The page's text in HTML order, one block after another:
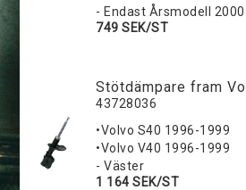
- Endast Årsmodell 2000
749 SEK/ST
Stötdämpare fram
43728036
•Volvo S40 1996-1999
•Volvo V40 1996-1999
- Väster
1 164 SEK/ST